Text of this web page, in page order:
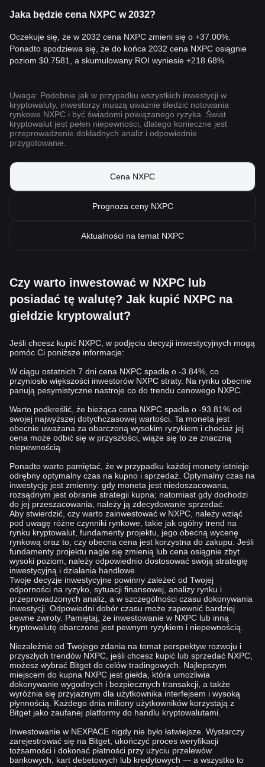
Jaka będzie cena NXPC w 2032?
Oczekuje się, że w 2032 cena NXPC zmieni się o +37.00%.
Ponadto spodziewa się, że do końca 2032 cena NXPC osiągnie
poziom $0.7581 , a skumulowany ROI wyniesie +218.68%.
Uwaga: Podobnie jak w przypadku wszystkich inwestycji w
kryptowaluty, inwestorzy muszą uważnie śledzić notowania
rynkowe NXPC i być świadomi powiązanego ryzyka. Świat
kryptowalut jest pełen niepewności, dlatego konieczne jest
przeprowadzenie dokładnych analiz i odpowiednie
przygotowanie.
Cena NXPC
Prognoza ceny NXPC
Aktualności na temat NXPC
Czy warto inwestować w NXPC lub
posiadać tę walutę? Jak kupić NXPC na
giełdzie kryptowalut?
Jeśli chcesz kupić NXPC, w podjęciu decyzji inwestycyjnych mogą
pomóc Ci poniższe informacje:
W ciągu ostatnich 7 dni cena NXPC spadła o -3.84%, co
przyniosło większości inwestorów NXPC straty. Na rynku obecnie
panują pesymistyczne nastroje co do trendu cenowego NXPC.
Warto podkreślić, że bieżąca cena NXPC spadła o -93.81% od
swojej najwyższej dotychczasowej wartości. Ta moneta jest
obecnie uważana za obarczoną wysokim ryzykiem i chociaż jej
cena może odbić się w przyszłości, wiąże się to ze znaczną
niepewnością.
Ponadto warto pamiętać, że w przypadku każdej monety istnieje
odrębny optymalny czas na kupno i sprzedaż. Optymalny czas na
inwestycję jest zmienny: gdy moneta jest niedoszacowana,
rozsądnym jest obranie strategii kupna; natomiast gdy dochodzi
do jej przeszacowania, należy ją zdecydowanie sprzedać.
Aby stwierdzić, czy warto zainwestować w NXPC, należy wziąć
pod uwagę różne czynniki rynkowe, takie jak ogólny trend na
rynku kryptowalut, fundamenty projektu, jego obecną wycenę
rynkową oraz to, czy obecna cena jest korzystna do zakupu. Jeśli
fundamenty projektu nagle się zmienią lub cena osiągnie zbyt
wysoki poziom, należy odpowiednio dostosować swoją strategię
inwestycyjną i działania handlowe.
Twoje decyzje inwestycyjne powinny zależeć od Twojej
odporności na ryzyko, sytuacji finansowej, analizy rynku i
przeprowadzonych analiz, a w szczególności czasu dokonywania
inwestycji. Odpowiedni dobór czasu może zapewnić bardziej
pewne zwroty. Pamiętaj, że inwestowanie w NXPC lub inną
kryptowalutę obarczone jest pewnym ryzykiem i niepewnością.
Niezależnie od Twojego zdania na temat perspektyw rozwoju i
przyszłych trendów NXPC, jeśli chcesz kupić lub sprzedać NXPC,
możesz wybrać Bitget do celów tradingowych. Najlepszym
miejscem do kupna NXPC jest giełda, która umożliwia
dokonywanie wygodnych i bezpiecznych transakcji, a także
wyróżnia się przyjaznym dla użytkownika interfejsem i wysoką
płynnością. Każdego dnia miliony użytkowników korzystają z
Bitget jako zaufanej platformy do handlu kryptowalutami.
Inwestowanie w NEXPACE nigdy nie było łatwiejsze. Wystarczy
zarejestrować się na Bitget, ukończyć proces weryfikacji
tożsamości i dokonać płatności przy użyciu przelewów
bankowych, kart debetowych lub kredytowych — a wszystko to